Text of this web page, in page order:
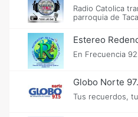
Radio Catolica
parroquia de
Estereo
En Frecuencia
Globo Norte
Tus recuerdos,